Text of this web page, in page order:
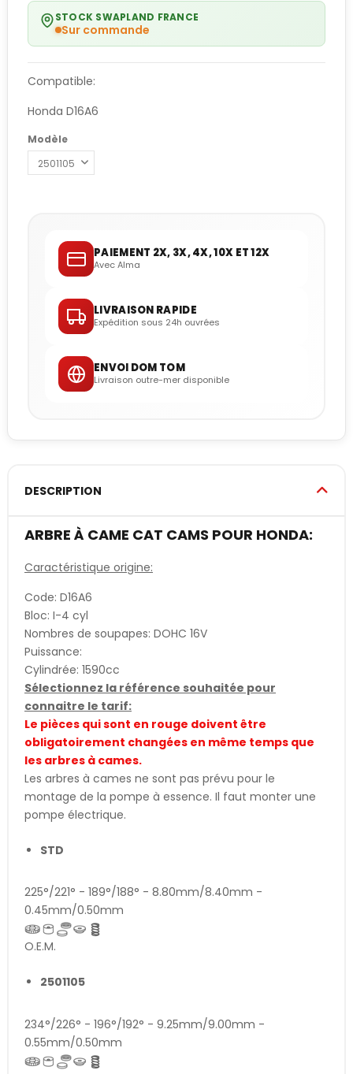
STOCK SWAPLAND FRANCE
Sur commande
Compatible:
Honda D16A6
Modèle
PAIEMENT 2X, 3X, 4X, 10X ET 12X
Avec Alma
LIVRAISON RAPIDE
Expédition sous 24h ouvrées
ENVOI DOM TOM
Livraison outre-mer disponible
DESCRIPTION
ARBRE À CAME CAT CAMS POUR HONDA:
Caractéristique origine:
Code: D16A6
Bloc: I-4 cyl
Nombres de soupapes: DOHC 16V
Puissance:
Cylindrée: 1590cc
Sélectionnez la référence souhaitée pour
connaitre le tarif:
Le pièces qui sont en rouge doivent être
obligatoirement changées en même temps que
les arbres à cames.
Les arbres à cames ne sont pas prévu pour le
montage de la pompe à essence. Il faut monter une
pompe électrique.
STD
225°/221° - 189°/188° - 8.80mm/8.40mm -
0.45mm/0.50mm
O.E.M.
2501105
234°/226° - 196°/192° - 9.25mm/9.00mm -
0.55mm/0.50mm